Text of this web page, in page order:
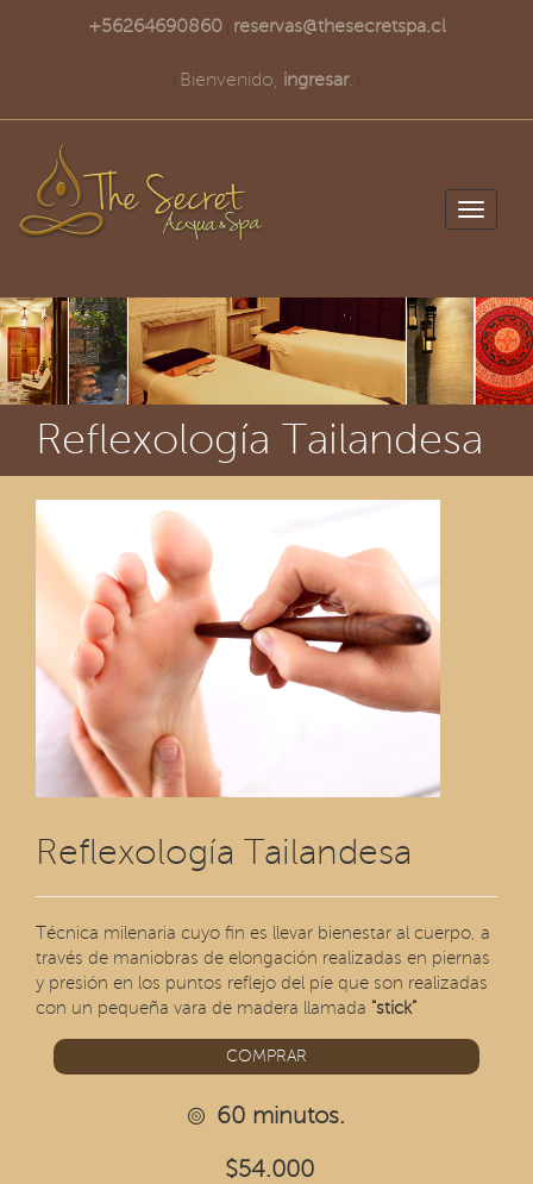
+56264690860| reservas@thesecretspa.cl
Bienvenido, ingresar.
Toggle
Reflexología Tailandesa
Reflexología Tailandesa
Técnica milenaria cuyo fin es llevar bienestar al cuerpo, a
través de maniobras de elongación realizadas en piernas
y presión en los puntos reflejo del píe que son realizadas
con un pequeña vara de madera llamada "stick"
COMPRAR
60 minutos.
$54.000